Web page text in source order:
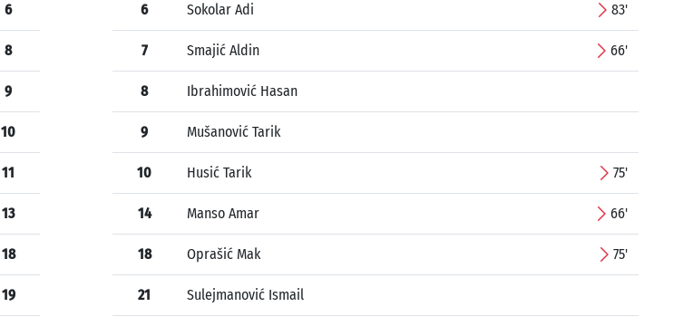
6
8
9
10
11
13
18
19
6 Sokolar Adi 83'
7 Smajić Aldin 66'
8 Ibrahimović Hasan
9 Mušanović Tarik
10 Husić Tarik 75'
14 Manso Amar 66'
18 Oprašić Mak 75'
21 Sulejmanović Ismail